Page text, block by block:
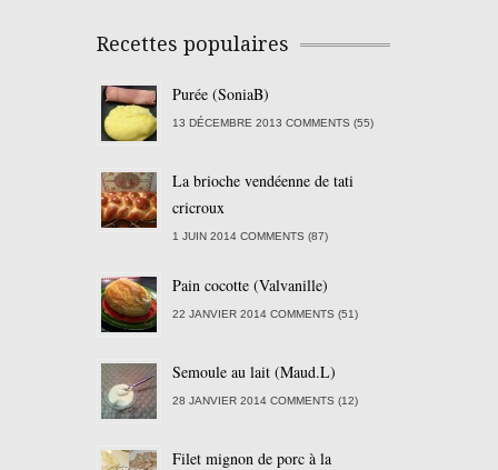
Recettes populaires
Purée (SoniaB)
13 DÉCEMBRE 2013 COMMENTS (55)
La brioche vendéenne de tati
cricroux
1 JUIN 2014 COMMENTS (87)
Pain cocotte (Valvanille)
22 JANVIER 2014 COMMENTS (51)
Semoule au lait (Maud.L)
28 JANVIER 2014 COMMENTS (12)
Filet mignon de porc à la